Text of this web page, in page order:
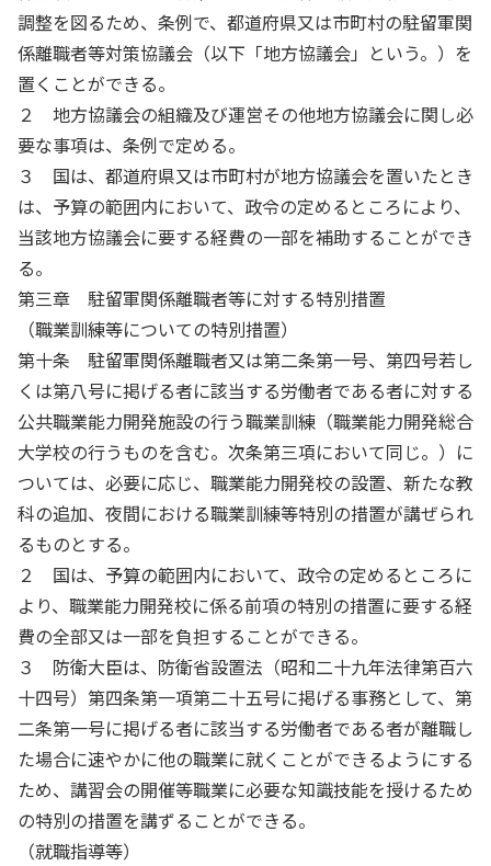
調整を図るため、条例で、都道府県又は市町村の駐留軍関
係離職者等対策協議会（以下「地方協議会」という。）を
置くことができる。
２ 地方協議会の組織及び運営その他地方協議会に関し必
要な事項は、条例で定める。
３ 国は、都道府県又は市町村が地方協議会を置いたとき
は、予算の範囲内において、政令の定めるところにより、
当該地方協議会に要する経費の一部を補助することができ
る。
第三章 駐留軍関係離職者等に対する特別措置
（職業訓練等についての特別措置）
第十条 駐留軍関係離職者又は第二条第一号、第四号若し
くは第八号に掲げる者に該当する労働者である者に対する
公共職業能力開発施設の行う職業訓練（職業能力開発総合
大学校の行うものを含む。次条第三項において同じ。）に
ついては、必要に応じ、職業能力開発校の設置、新たな教
科の追加、夜間における職業訓練等特別の措置が講ぜられ
るものとする。
２ 国は、予算の範囲内において、政令の定めるところに
より、職業能力開発校に係る前項の特別の措置に要する経
費の全部又は一部を負担することができる。
３ 防衛大臣は、防衛省設置法（昭和二十九年法律第百六
十四号）第四条第一項第二十五号に掲げる事務として、第
二条第一号に掲げる者に該当する労働者である者が離職し
た場合に速やかに他の職業に就くことができるようにする
ため、講習会の開催等職業に必要な知識技能を授けるため
の特別の措置を講ずることができる。
（就職指導等）